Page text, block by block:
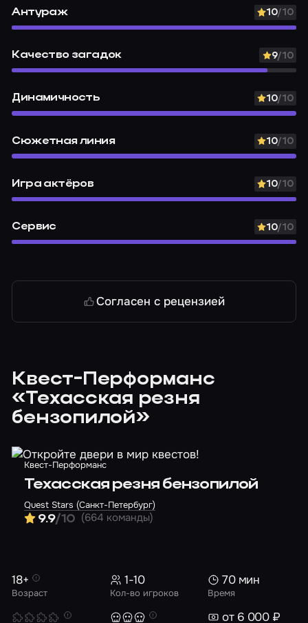
Антураж 10/10
Качество загадок 9/10
Динамичность 10/10
Сюжетная линия 10/10
Игра актёров 10/10
Сервис 10/10
Согласен с рецензией
Квест-Перформанс
«Техасская резня
бензопилой»
Квест-Перформанс
Техасская резня бензопилой
Quest Stars (Санкт-Петербург)
9.9/10 (664 команды)
Возраст
18+
Кол-во игроков
1-10
Время
70 мин
от 6 000 ₽